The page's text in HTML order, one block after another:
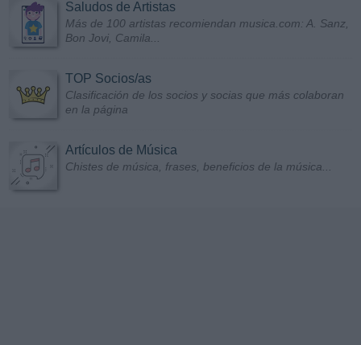
Saludos de Artistas
Más de 100 artistas recomiendan musica.com: A. Sanz,
Bon Jovi, Camila...
TOP Socios/as
Clasificación de los socios y socias que más colaboran
en la página
Artículos de Música
Chistes de música, frases, beneficios de la música...